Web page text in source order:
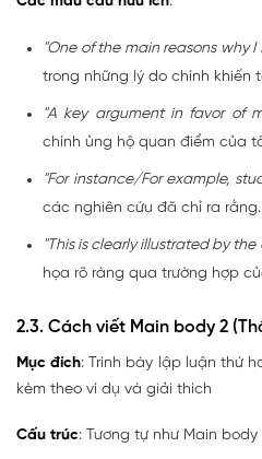
"One of the main reasons why
trong những lý do chính khiến
"A key argument in favor of
chính ủng hộ quan điểm của
"For instance/For example,
các nghiên cứu đã chỉ ra
"This is clearly illustrated by the
họa rõ ràng qua trường hợp
2.3. Cách viết Main body 2
Mục đích: Trình bày lập luận thứ
kèm theo ví dụ và giải thích
Cấu trúc: Tương tự như Main body